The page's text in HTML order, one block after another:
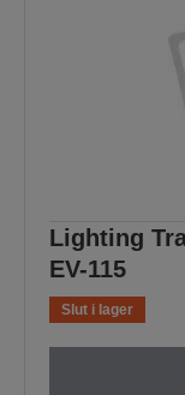
Lighting
EV-115
Slut i lager